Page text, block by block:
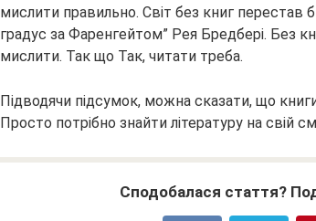
мислити правильно. Світ без книг перестав
градус за Фаренгейтом” Рея Бредбері. Без
мислити. Так що Так, читати треба.
Підводячи підсумок, можна сказати, що
Просто потрібно знайти літературу на свій
Сподобалася стаття?